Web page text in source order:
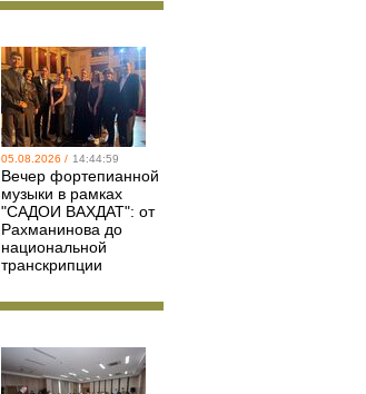
05.08.2026 / 14:44:59
Вечер фортепианной
музыки в рамках
"САДОИ ВАХДАТ": от
Рахманинова до
национальной
транскрипции